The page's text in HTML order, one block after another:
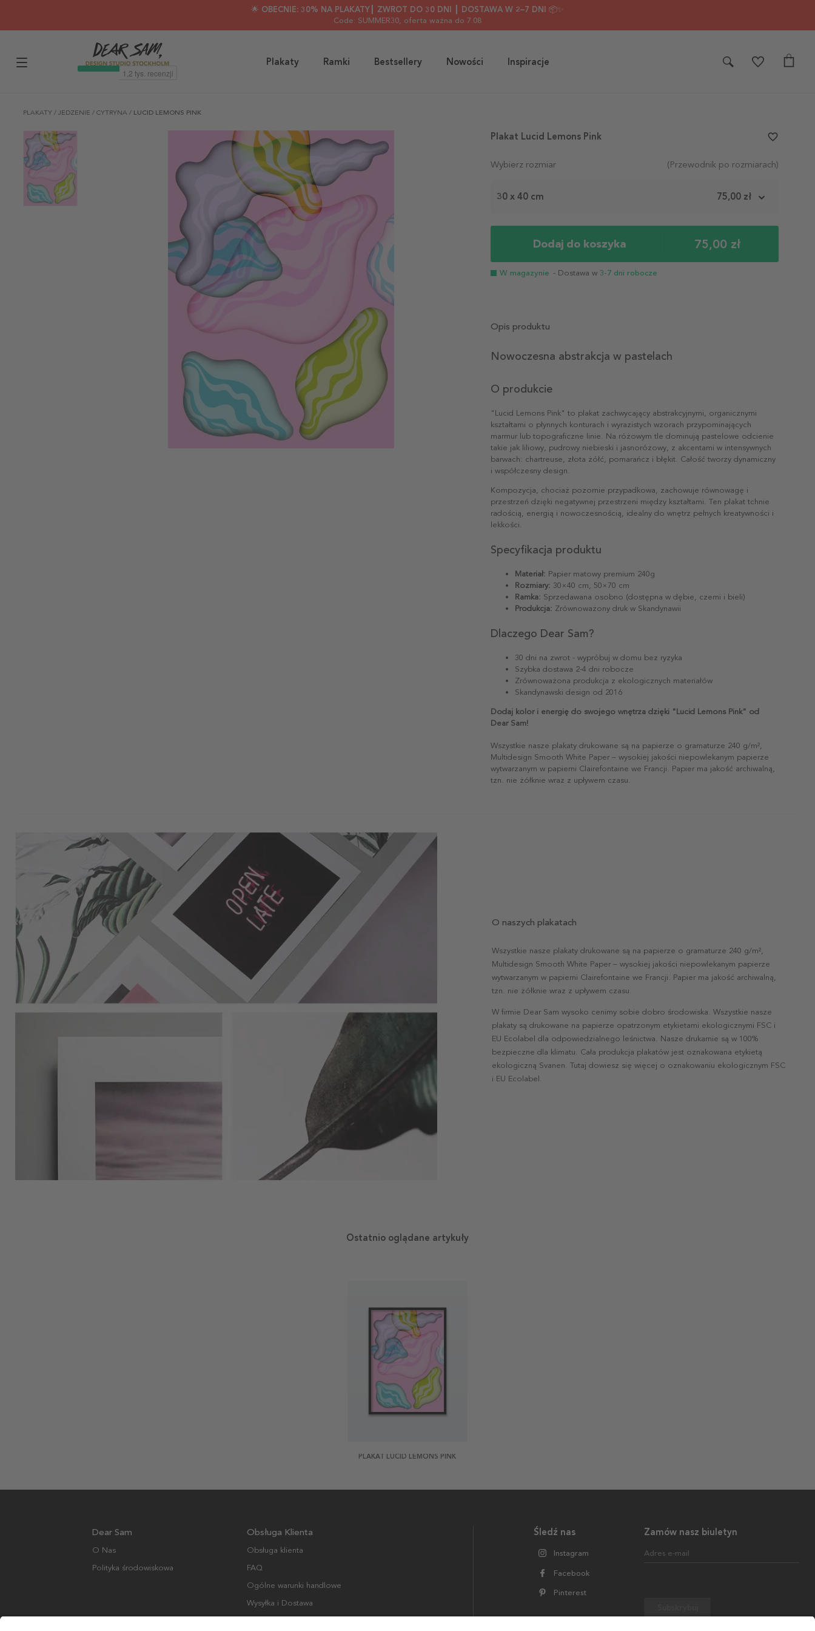
🌟 OBECNIE: 30% NA PLAKATY┃ ZWROT DO 30 DNI ┃ DOSTAWA W 2–7 DNI 📦✨
Code: SUMMER30, oferta ważna do 7.08
Plakaty Ramki Bestsellery Nowości Inspiracje
PLAKATY / JEDZENIE / CYTRYNA / LUCID LEMONS PINK
Wybierz rozmiar (Przewodnik po rozmiarach)
30 x 40 cm 75,00 zł
Dodaj do koszyka 75,00 zł
W magazynie - Dostawa w 3-7 dni robocze
Plakat Lucid Lemons Pink favorite_border
Opis produktu
Nowoczesna abstrakcja w pastelach
O produkcie
"Lucid Lemons Pink" to plakat zachwycający abstrakcyjnymi, organicznymi
kształtami o płynnych konturach i wyrazistych wzorach przypominających
marmur lub topograficzne linie. Na różowym tle dominują pastelowe odcienie
takie jak liliowy, pudrowy niebieski i jasnoróżowy, z akcentami w intensywnych
barwach: chartreuse, złota żółć, pomarańcz i błękit. Całość tworzy dynamiczny
i współczesny design.
Kompozycja, chociaż pozornie przypadkowa, zachowuje równowagę i
przestrzeń dzięki negatywnej przestrzeni między kształtami. Ten plakat tchnie
radością, energią i nowoczesnością, idealny do wnętrz pełnych kreatywności i
lekkości.
Specyfikacja produktu
Materiał: Papier matowy premium 240g
Rozmiary: 30×40 cm, 50×70 cm
Ramka: Sprzedawana osobno (dostępna w dębie, czerni i bieli)
Produkcja: Zrównoważony druk w Skandynawii
Dlaczego Dear Sam?
30 dni na zwrot - wypróbuj w domu bez ryzyka
Szybka dostawa 2-4 dni robocze
Zrównoważona produkcja z ekologicznych materiałów
Skandynawski design od 2016
Dodaj kolor i energię do swojego wnętrza dzięki "Lucid Lemons Pink" od
Dear Sam!
Wszystkie nasze plakaty drukowane są na papierze o gramaturze 240 g/m²,
Multidesign Smooth White Paper – wysokiej jakości niepowlekanym papierze
wytwarzanym w papierni Clairefontaine we Francji. Papier ma jakość archiwalną,
tzn. nie żółknie wraz z upływem czasu.
O naszych plakatach
Wszystkie nasze plakaty drukowane są na papierze o gramaturze 240 g/m²,
Multidesign Smooth White Paper – wysokiej jakości niepowlekanym papierze
wytwarzanym w papierni Clairefontaine we Francji. Papier ma jakość archiwalną,
tzn. nie żółknie wraz z upływem czasu.
W firmie Dear Sam wysoko cenimy sobie dobro środowiska. Wszystkie nasze
plakaty są drukowane na papierze opatrzonym etykietami ekologicznymi FSC i
EU Ecolabel dla odpowiedzialnego leśnictwa. Nasze drukarnie są w 100%
bezpieczne dla klimatu. Cała produkcja plakatów jest oznakowana etykietą
ekologiczną Svanen. Tutaj dowiesz się więcej o oznakowaniu ekologicznym FSC
i EU Ecolabel.
Ostatnio oglądane artykuły
PLAKAT LUCID LEMONS PINK
Zamów nasz biuletyn
Adres e-mail
Śledź nas
Instagram
Facebook
Pinterest
Dear Sam
O Nas
Polityka środowiskowa
Obsługa Klienta
Obsługa klienta
FAQ
Ogólne warunki handlowe
Wysyłka i Dostawa